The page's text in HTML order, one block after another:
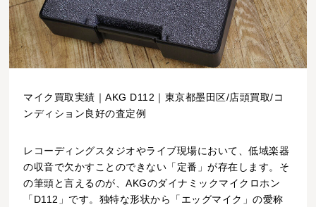
マイク買取実績｜AKG D112｜東京都墨田区/店頭買取/コ
ンディション良好の査定例
レコーディングスタジオやライブ現場において、低域楽器
の収音で欠かすことのできない「定番」が存在します。そ
の筆頭と言えるのが、AKGのダイナミックマイクロホン
「D112」です。独特な形状から「エッグマイク」の愛称